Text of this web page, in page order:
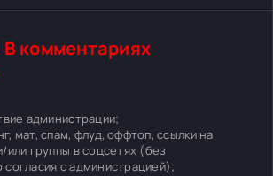
комментариях
администрации;
мат, спам, флуд, оффтоп, ссылки на
или группы в соцсетях (без
согласия с администрацией);